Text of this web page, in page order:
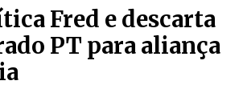
Fred e descarta
PT para aliança